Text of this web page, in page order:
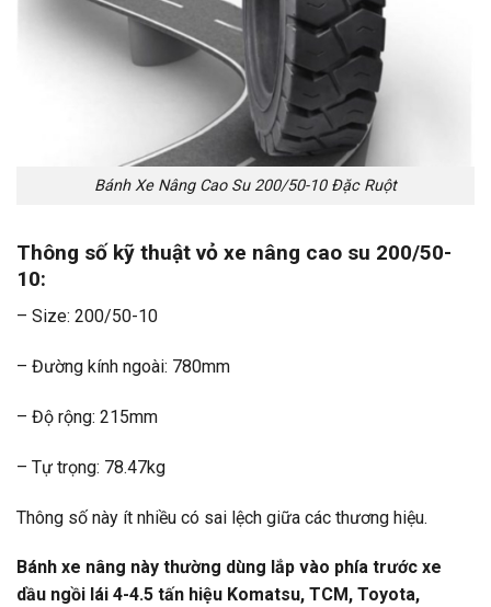
Bánh Xe Nâng Cao Su 200/50-10 Đặc Ruột
Thông số kỹ thuật vỏ xe nâng cao su 200/50-
10:
– Size: 200/50-10
– Đường kính ngoài: 780mm
– Độ rộng: 215mm
– Tự trọng: 78.47kg
Thông số này ít nhiều có sai lệch giữa các thương hiệu.
Bánh xe nâng này thường dùng lắp vào phía trước xe
dầu ngồi lái 4-4.5 tấn hiệu Komatsu, TCM, Toyota,